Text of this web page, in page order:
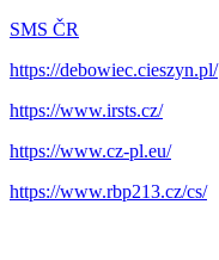
SMS ČR
https://debowiec.cieszyn.pl/
https://www.irsts.cz/
https://www.cz-pl.eu/
https://www.rbp213.cz/cs/